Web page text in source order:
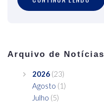
Arquivo de Notícias
2026 (23)
Agosto (1)
Julho (5)